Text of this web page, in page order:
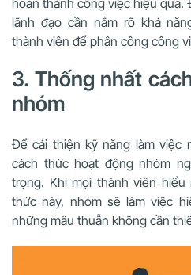
lãnh đạo cần nắm rõ khả
thành viên để phân công công
3. Thống nhất
nhóm
Để cải thiện kỹ năng làm việc
cách thức hoạt động nhóm
trọng. Khi mọi thành viên
thức này, nhóm sẽ làm việc
những mâu thuẫn không cần